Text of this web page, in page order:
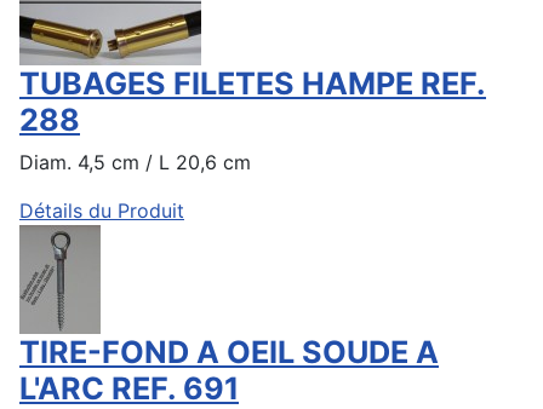
TUBAGES FILETES HAMPE REF.
288
Diam. 4,5 cm / L 20,6 cm
Détails du Produit
TIRE-FOND A OEIL SOUDE A
L'ARC REF. 691